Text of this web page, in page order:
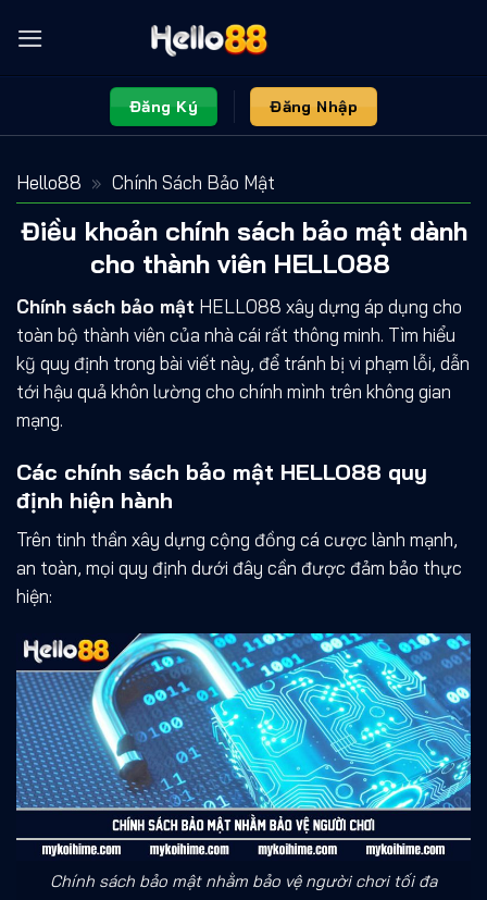
content
Đăng Ký Đăng Nhập
Hello88 » Chính Sách Bảo Mật
Điều khoản chính sách bảo mật dành
cho thành viên HELLO88
Chính sách bảo mật HELLO88 xây dựng áp dụng cho
toàn bộ thành viên của nhà cái rất thông minh. Tìm hiểu
kỹ quy định trong bài viết này, để tránh bị vi phạm lỗi, dẫn
tới hậu quả khôn lường cho chính mình trên không gian
mạng.
Các chính sách bảo mật HELLO88 quy
định hiện hành
Trên tinh thần xây dựng cộng đồng cá cược lành mạnh,
an toàn, mọi quy định dưới đây cần được đảm bảo thực
hiện:
Chính sách bảo mật nhằm bảo vệ người chơi tối đa